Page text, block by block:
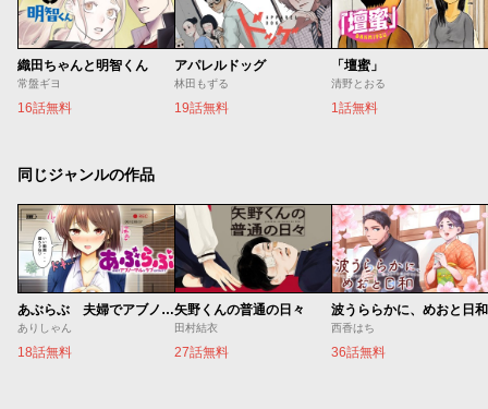
織田ちゃんと明智くん
常盤ギヨ
16話無料
アパレルドッグ
林田もずる
19話無料
「壇蜜」
清野とおる
1話無料
同じジャンルの作品
あぶらぶ 夫婦でアブノーマルなラブしませんか？
ありしゃん
18話無料
矢野くんの普通の日々
田村結衣
27話無料
波うららかに、めおと日和
西香はち
36話無料